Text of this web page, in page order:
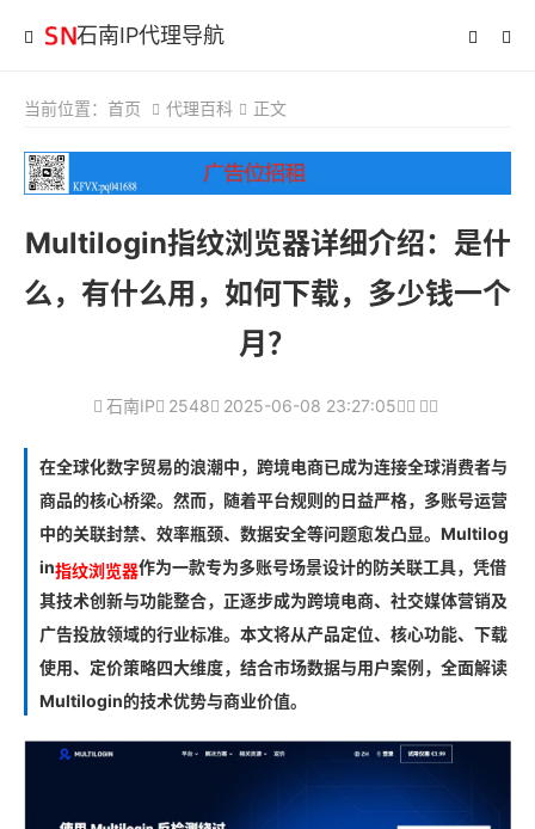
石南IP代理导航
当前位置： 首页 代理百科 正文
Multilogin指纹浏览器详细介绍：是什
么，有什么用，如何下载，多少钱一个
月？
石南IP 2548 2025-06-08 23:27:05
在全球化数字贸易的浪潮中，跨境电商已成为连接全球消费者与
商品的核心桥梁。然而，随着平台规则的日益严格，多账号运营
中的关联封禁、效率瓶颈、数据安全等问题愈发凸显。Multilog
in指纹浏览器作为一款专为多账号场景设计的防关联工具，凭借
其技术创新与功能整合，正逐步成为跨境电商、社交媒体营销及
广告投放领域的行业标准。本文将从产品定位、核心功能、下载
使用、定价策略四大维度，结合市场数据与用户案例，全面解读
Multilogin的技术优势与商业价值。